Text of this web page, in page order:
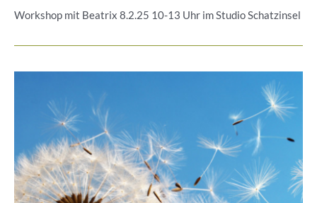
Workshop mit Beatrix 8.2.25 10-13 Uhr im Studio Schatzinsel